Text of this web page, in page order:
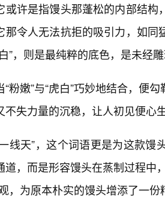
或许是指馒头那蓬松的内部结
那令人无法抗拒的吸引力，如
”，则是最纯粹的底色，是未经
“粉嫩”与“虎白”巧妙地结合，便
不失力量的沉稳，让人初见便心
线天”，这个词语更是为这款
道，而是形容馒头在蒸制过程中
，为原本朴实的馒头增添了一